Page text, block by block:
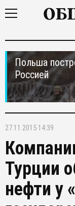
Польша
Россией
27.11.2015 14:39
Турции
нефти у